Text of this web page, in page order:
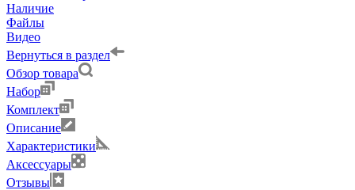
Наличие
Файлы
Видео
Вернуться в раздел
Обзор товара
Набор
Комплект
Описание
Характеристики
Аксессуары
Отзывы